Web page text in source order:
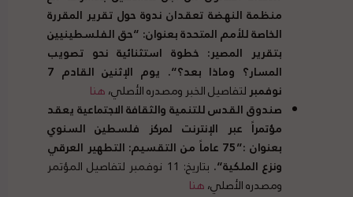
منظمة النهضة تعقدان ندوة حول تقرير المقررة
الخاصة للأمم المتحدة بعنوان: “حق الفلسطينيين
بتقرير المصير: خطوة استثنائية نحو تصويب
المسار؟ وماذا بعد؟“. يوم الإثنين القادم 7
نوفمبرلتفاصيل الخبر ومصدره الأصلي،هنا
صندوق القدس للتنمية والثقافة الاجتماعية يعقد
مؤتمراً عبر الإنترنت لمركز فلسطين السنوي
بعنوان :”75 عاماً من التقسيم: التطهير العرقي
ونزع الملكية“.
بتاريخ: 11 نوفمبر لتفاصيل المؤتمر
ومصدره الأصلي،هنا